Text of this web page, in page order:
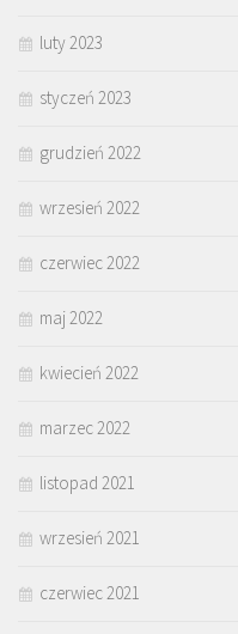
luty 2023
styczeń 2023
grudzień 2022
wrzesień 2022
czerwiec 2022
maj 2022
kwiecień 2022
marzec 2022
listopad 2021
wrzesień 2021
czerwiec 2021